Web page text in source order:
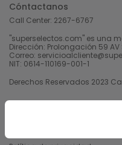
Cóntactanos
Call Center: 2267-6767
"superselectos.com" es una
Dirección: Prolongación 59 AV
Correo:
NIT: 0614-110169-001-1
Derechos Reservados 2023